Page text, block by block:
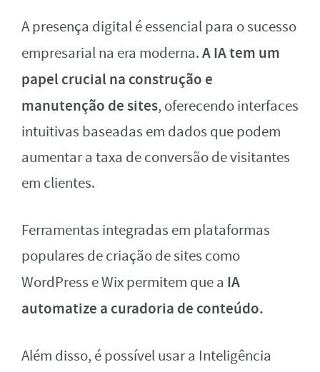
A presença digital é essencial para o sucesso
empresarial na era moderna.A IA tem um
papel crucial na construção e
manutenção de sites, oferecendo interfaces
intuitivas baseadas em dados que podem
aumentar a taxa de conversão de visitantes
em clientes.
Ferramentas integradas em plataformas
populares de criação de sites como
WordPress e Wix permitem que a IA
automatize a curadoria de conteúdo.
Além disso, é possível usar a Inteligência